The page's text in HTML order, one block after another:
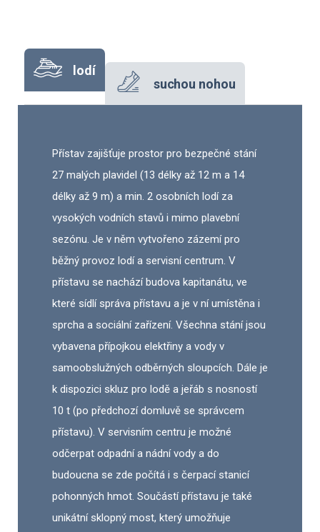
lodí
suchou nohou
Přístav zajišťuje prostor pro bezpečné stání
27 malých plavidel (13 délky až 12 m a 14
délky až 9 m) a min. 2 osobních lodí za
vysokých vodních stavů i mimo plavební
sezónu. Je v něm vytvořeno zázemí pro
běžný provoz lodí a servisní centrum. V
přístavu se nachází budova kapitanátu, ve
které sídlí správa přístavu a je v ní umístěna i
sprcha a sociální zařízení. Všechna stání jsou
vybavena přípojkou elektřiny a vody v
samoobslužných odběrných sloupcích. Dále je
k dispozici skluz pro lodě a jeřáb s nosností
10 t (po předchozí domluvě se správcem
přístavu). V servisním centru je možné
odčerpat odpadní a nádní vody a do
budoucna se zde počítá i s čerpací stanicí
pohonných hmot. Součástí přístavu je také
unikátní sklopný most, který umožňuje